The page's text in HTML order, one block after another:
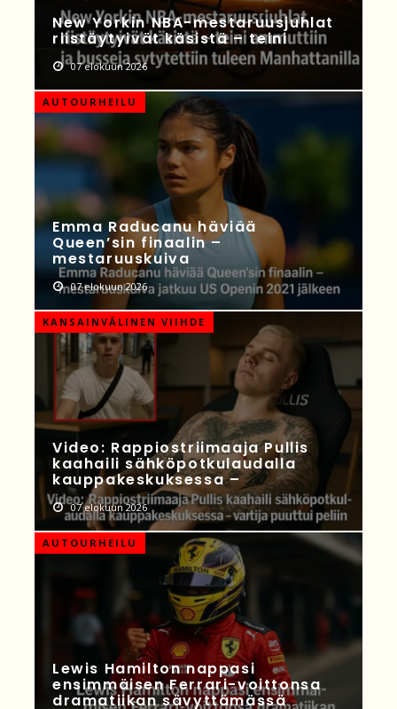
New Yorkin NBA-mestaruusjuhlat
riistäytyivät käsistä – teini
07 elokuun 2026
AUTOURHEILU
Emma Raducanu häviää
Queen’sin finaalin –
mestaruuskuiva
07 elokuun 2026
KANSAINVÄLINEN VIIHDE
Video: Rappiostriimaaja Pullis
kaahaili sähköpotkulaudalla
kauppakeskuksessa –
07 elokuun 2026
AUTOURHEILU
Lewis Hamilton nappasi
ensimmäisen Ferrari-voittonsa
dramatiikan sävyttämässä